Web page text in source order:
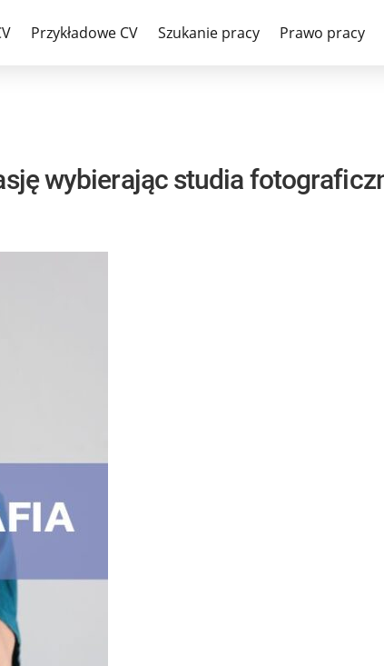
Przykładowe CV Szukanie pracy Prawo pracy
wybierając studia